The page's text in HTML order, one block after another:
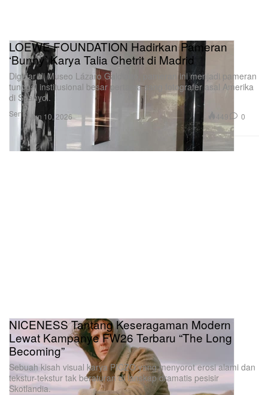
Seni
LOEWE FOUNDATION Hadirkan Pameran
‘Bunny’ Karya Talia Chetrit di Madrid
Digelar di Museo Lázaro Galdiano, pameran ini menjadi pameran
tunggal institusional besar pertama sang fotografer asal Amerika
di Spanyol.
Jun 10, 2026 449 0
NICENESS Tantang Keseragaman Modern
Lewat Kampanye FW26 Terbaru “The Long
Becoming”
Sebuah kisah visual karya PICZO yang menyorot erosi alami dan
tekstur-tekstur tak beraturan di lanskap dramatis pesisir
Skotlandia.